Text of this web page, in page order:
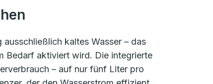
kaltes Wasser – das
Bedarf aktiviert wird. Die integrierte
– auf nur fünf Liter pro